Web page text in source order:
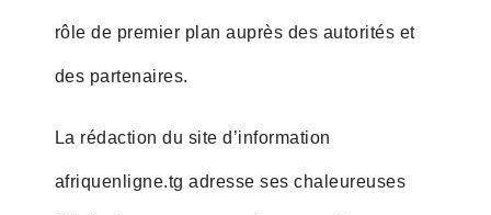
rôle de premier plan auprès des autorités et
des partenaires.
La rédaction du site d’information
afriquenligne.tg adresse ses chaleureuses